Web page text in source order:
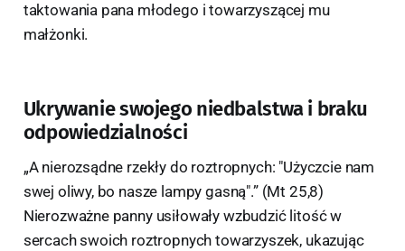
taktowania pana młodego i towarzyszącej mu
małżonki.
Ukrywanie swojego niedbalstwa i braku
odpowiedzialności
„A nierozsądne rzekły do roztropnych: "Użyczcie nam
swej oliwy, bo nasze lampy gasną".” (Mt 25,8)
Nierozważne panny usiłowały wzbudzić litość w
sercach swoich roztropnych towarzyszek, ukazując